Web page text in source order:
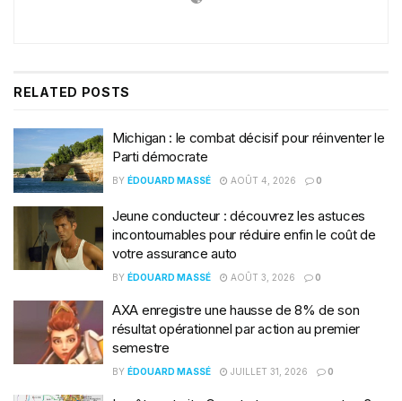
RELATED POSTS
Michigan : le combat décisif pour réinventer le
Parti démocrate
BY ÉDOUARD MASSÉ AOÛT 4, 2026 0
Jeune conducteur : découvrez les astuces
incontournables pour réduire enfin le coût de
votre assurance auto
BY ÉDOUARD MASSÉ AOÛT 3, 2026 0
AXA enregistre une hausse de 8% de son
résultat opérationnel par action au premier
semestre
BY ÉDOUARD MASSÉ JUILLET 31, 2026 0